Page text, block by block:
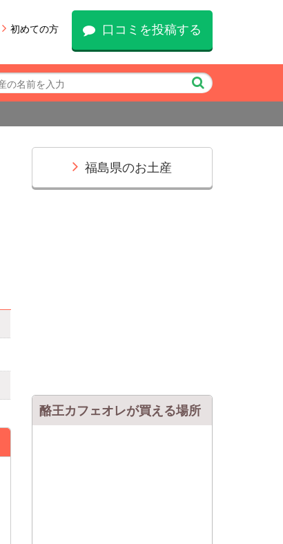
初めての方 口コミを投稿する
福島県のお土産
酪王カフェオレが買える場所